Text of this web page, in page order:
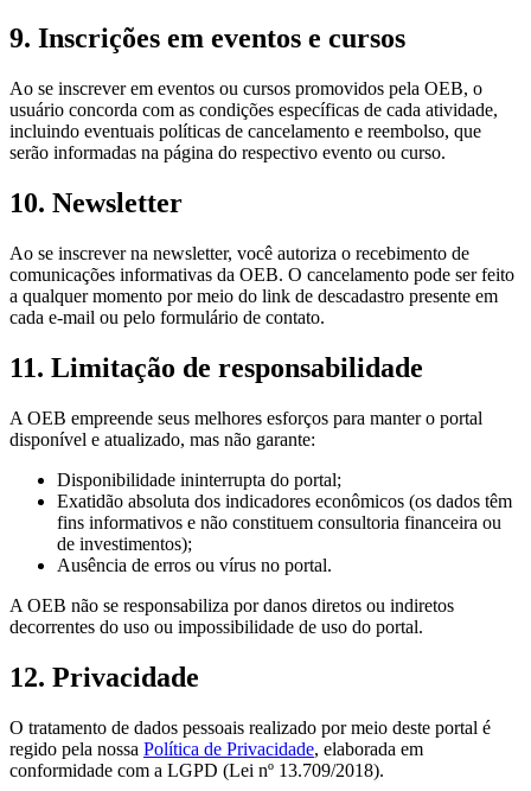
9. Inscrições em eventos e cursos
Ao se inscrever em eventos ou cursos promovidos pela OEB, o
usuário concorda com as condições específicas de cada atividade,
incluindo eventuais políticas de cancelamento e reembolso, que
serão informadas na página do respectivo evento ou curso.
10. Newsletter
Ao se inscrever na newsletter, você autoriza o recebimento de
comunicações informativas da OEB. O cancelamento pode ser feito
a qualquer momento por meio do link de descadastro presente em
cada e-mail ou pelo formulário de contato.
11. Limitação de responsabilidade
A OEB empreende seus melhores esforços para manter o portal
disponível e atualizado, mas não garante:
Disponibilidade ininterrupta do portal;
Exatidão absoluta dos indicadores econômicos (os dados têm
fins informativos e não constituem consultoria financeira ou
de investimentos);
Ausência de erros ou vírus no portal.
A OEB não se responsabiliza por danos diretos ou indiretos
decorrentes do uso ou impossibilidade de uso do portal.
12. Privacidade
O tratamento de dados pessoais realizado por meio deste portal é
regido pela nossa Política de Privacidade, elaborada em
conformidade com a LGPD (Lei nº 13.709/2018).